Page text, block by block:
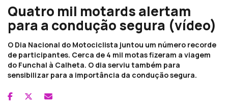
Quatro mil motards alertam
para a condução segura (vídeo)
O Dia Nacional do Motociclista juntou um número recorde
de participantes. Cerca de 4 mil motas fizeram a viagem
do Funchal à Calheta. O dia serviu também para
sensibilizar para a importância da condução segura.